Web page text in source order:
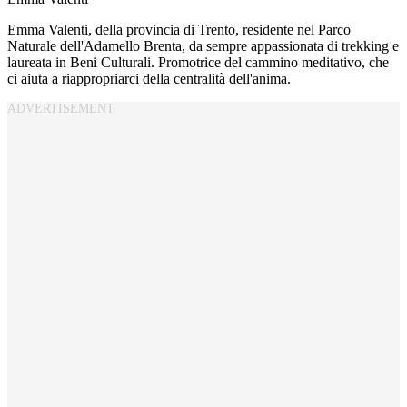
Emma Valenti, della provincia di Trento, residente nel Parco
Naturale dell'Adamello Brenta, da sempre appassionata di trekking e
laureata in Beni Culturali. Promotrice del cammino meditativo, che
ci aiuta a riappropriarci della centralità dell'anima.